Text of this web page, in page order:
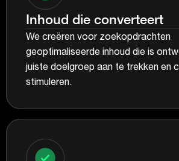
We creëren voor zoekopdrachten
geoptimaliseerde inhoud die is
juiste doelgroep aan te trekken en
stimuleren.
Inhoud die converteert